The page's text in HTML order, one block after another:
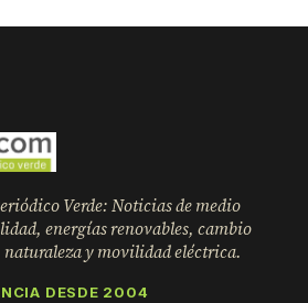
Verde: Noticias de medio
energías renovables, cambio
y movilidad eléctrica.
DESDE 2004